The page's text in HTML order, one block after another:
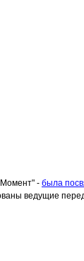
- была
ведущие